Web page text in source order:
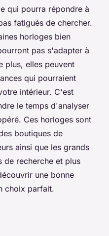
qui pourra répondre à
fatigués de chercher.
horloges bien
pas s'adapter à
plus, elles peuvent
qui pourraient
intérieur. C'est
le temps d'analyser
Ces horloges sont
boutiques de
ainsi que les grands
de recherche et plus
une bonne
choix parfait.